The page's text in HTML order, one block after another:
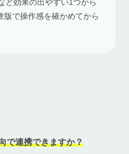
ど効果の出やすい1つから
版で操作感を確かめてから
で連携できますか？